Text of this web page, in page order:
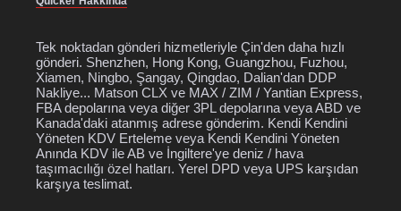
Tek noktadan gönderi hizmetleriyle Çin'den daha hızlı
gönderi. Shenzhen, Hong Kong, Guangzhou, Fuzhou,
Xiamen, Ningbo, Şangay, Qingdao, Dalian'dan DDP
Nakliye... Matson CLX ve MAX / ZIM / Yantian Express,
FBA depolarına veya diğer 3PL depolarına veya ABD ve
Kanada'daki atanmış adrese gönderim. Kendi Kendini
Yöneten KDV Erteleme veya Kendi Kendini Yöneten
Anında KDV ile AB ve İngiltere'ye deniz / hava
taşımacılığı özel hatları. Yerel DPD veya UPS karşıdan
karşıya teslimat.